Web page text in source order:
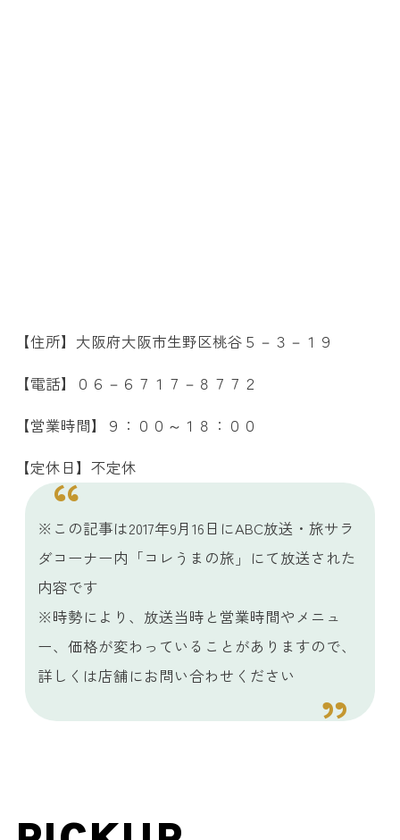
【住所】大阪府大阪市生野区桃谷５－３－１９
【電話】０６－６７１７－８７７２
【営業時間】９：００～１８：００
【定休日】不定休
※この記事は2017年9月16日にABC放送・旅サラ
ダコーナー内「コレうまの旅」にて放送された
内容です
※時勢により、放送当時と営業時間やメニュ
ー、価格が変わっていることがありますので、
詳しくは店舗にお問い合わせください